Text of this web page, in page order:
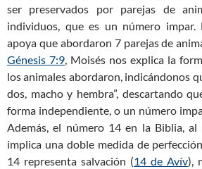
ser preservados por parejas de
individuos, que es un número impar.
apoya que abordaron 7 parejas de
Génesis 7:9, Moisés nos explica la
los animales abordaron, indicándonos
dos, macho y hembra”, descartando
forma independiente, o un número
Además, el número 14 en la Biblia,
implica una doble medida de
14 representa salvación (14 de Avív),